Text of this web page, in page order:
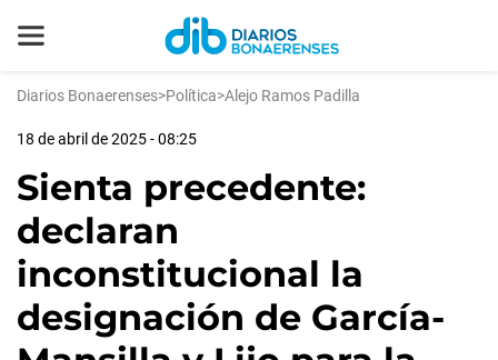
Diarios Bonaerenses>Política>Alejo Ramos Padilla
18 de abril de 2025 - 08:25
Sienta precedente:
declaran
inconstitucional la
designación de García-